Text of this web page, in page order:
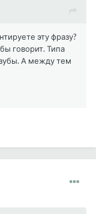
эту фразу?
говорит. Типа
А между тем